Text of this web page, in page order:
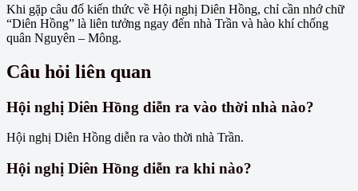
Khi gặp câu đố kiến thức về Hội nghị Diên Hồng, chỉ cần nhớ chữ
“Diên Hồng” là liên tưởng ngay đến nhà Trần và hào khí chống
quân Nguyên – Mông.
Câu hỏi liên quan
Hội nghị Diên Hồng diễn ra vào thời nhà nào?
Hội nghị Diên Hồng diễn ra vào thời nhà Trần.
Hội nghị Diên Hồng diễn ra khi nào?